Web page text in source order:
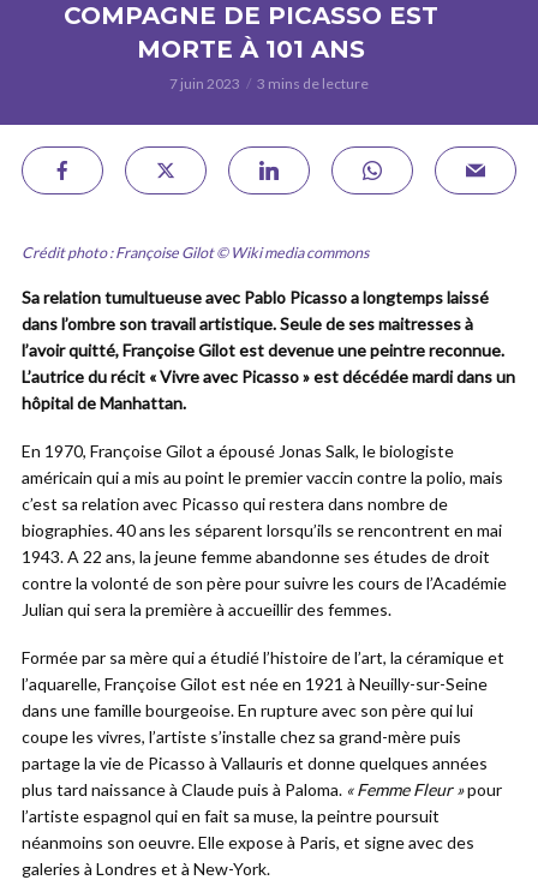
COMPAGNE DE PICASSO EST
MORTE À 101 ANS
7 juin 2023 3 mins de lecture
Crédit photo : Françoise Gilot © Wiki media commons
Sa relation tumultueuse avec Pablo Picasso a longtemps laissé
dans l’ombre son travail artistique. Seule de ses maitresses à
l’avoir quitté, Françoise Gilot est devenue une peintre reconnue.
L’autrice du récit « Vivre avec Picasso » est décédée mardi dans un
hôpital de Manhattan.
En 1970, Françoise Gilot a épousé Jonas Salk, le biologiste
américain qui a mis au point le premier vaccin contre la polio, mais
c’est sa relation avec Picasso qui restera dans nombre de
biographies. 40 ans les séparent lorsqu’ils se rencontrent en mai
1943. A 22 ans, la jeune femme abandonne ses études de droit
contre la volonté de son père pour suivre les cours de l’Académie
Julian qui sera la première à accueillir des femmes.
Formée par sa mère qui a étudié l’histoire de l’art, la céramique et
l’aquarelle, Françoise Gilot est née en 1921 à Neuilly-sur-Seine
dans une famille bourgeoise. En rupture avec son père qui lui
coupe les vivres, l’artiste s’installe chez sa grand-mère puis
partage la vie de Picasso à Vallauris et donne quelques années
plus tard naissance à Claude puis à Paloma. « Femme Fleur »pour
l’artiste espagnol qui en fait sa muse, la peintre poursuit
néanmoins son oeuvre. Elle expose à Paris, et signe avec des
galeries à Londres et à New-York.